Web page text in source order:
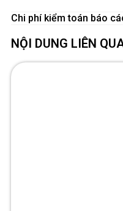
Chi phí kiểm toán báo
NỘI DUNG LIÊN